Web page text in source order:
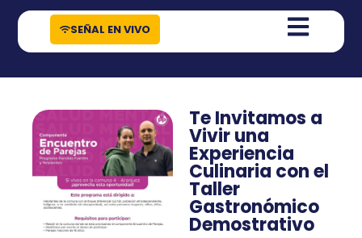
contenido
SEÑAL EN VIVO
Te Invitamos a
Vivir una
Experiencia
Culinaria con el
Taller
Gastronómico
Demostrativo